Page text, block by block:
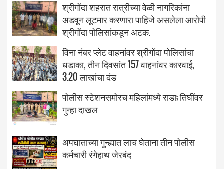
श्रीगोंदा शहरात रात्रीच्या वेळी नागरिकांना
अडवून लूटमार करणारा पाहिजे असलेला आरोपी
श्रीगोंदा पोलिसांकडून अटक.
विना नंबर प्लेट वाहनांवर श्रीगोंदा पोलिसांचा
धडाका, तीन दिवसांत 157 वाहनांवर कारवाई,
3.20 लाखांचा दंड
पोलीस स्टेशनसमोरच महिलांमध्ये राडा; तिघींवर
गुन्हा दाखल
अपघाताच्या गुन्ह्यात लाच घेताना तीन पोलीस
कर्मचारी रंगेहाथ जेरबंद